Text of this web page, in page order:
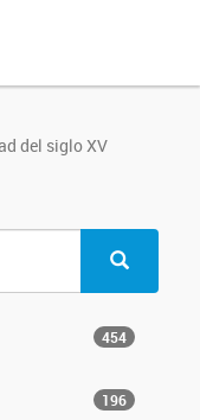
del siglo XV
454
196